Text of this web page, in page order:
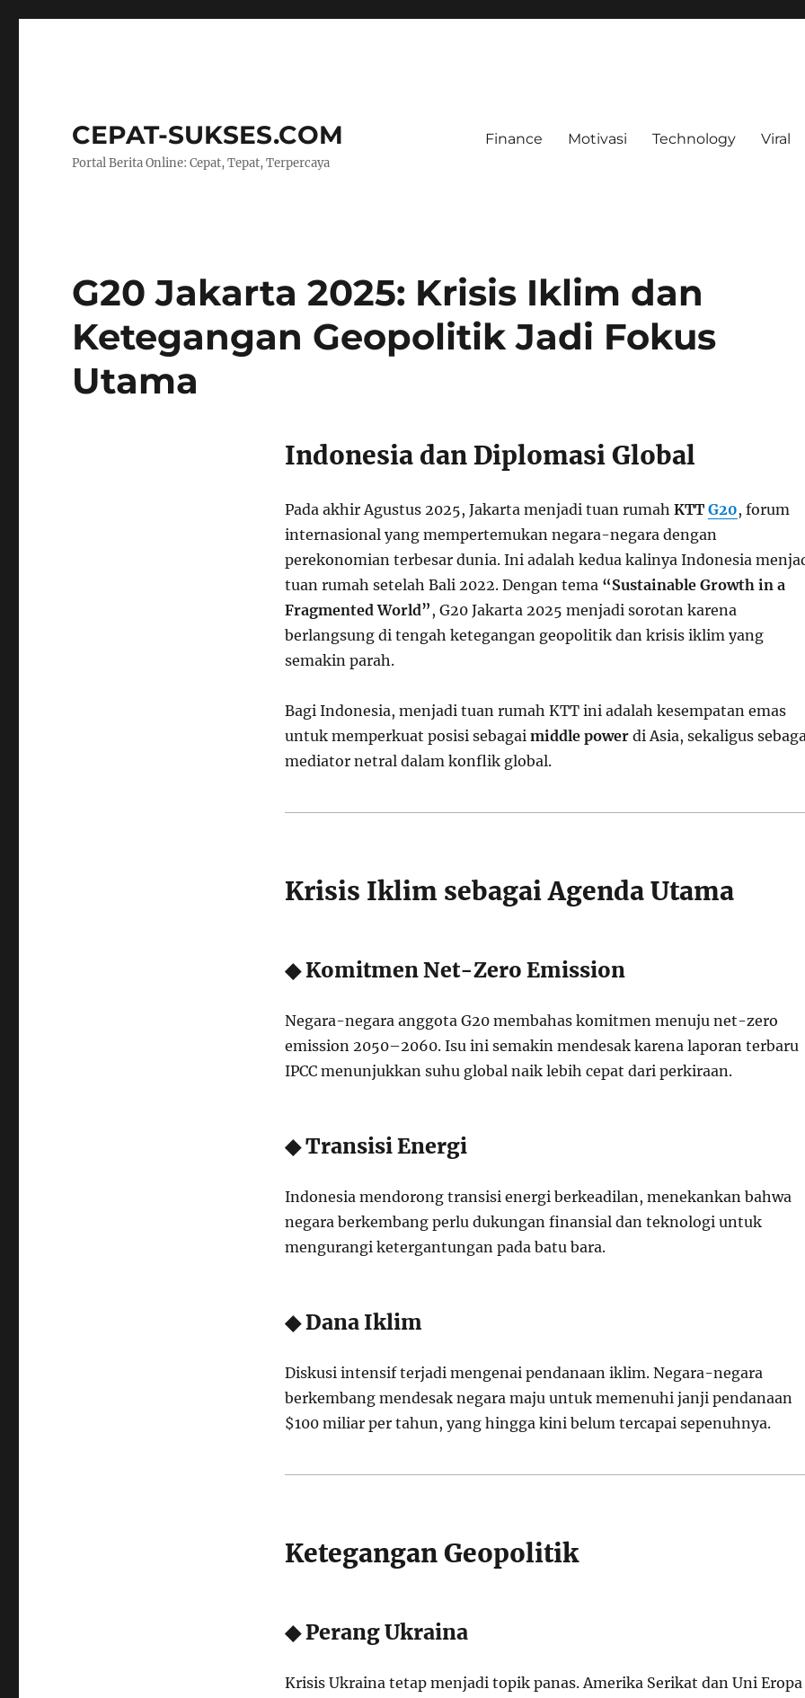
CEPAT-SUKSES.COM
Portal Berita Online: Cepat, Tepat, Terpercaya
Finance Motivasi Technology Viral
G20 Jakarta 2025: Krisis Iklim dan
Ketegangan Geopolitik Jadi Fokus
Utama
Indonesia dan Diplomasi Global
Pada akhir Agustus 2025, Jakarta menjadi tuan rumah KTT G20, forum
internasional yang mempertemukan negara-negara dengan
perekonomian terbesar dunia. Ini adalah kedua kalinya Indonesia
tuan rumah setelah Bali 2022. Dengan tema “Sustainable Growth in a
Fragmented World”, G20 Jakarta 2025 menjadi sorotan karena
berlangsung di tengah ketegangan geopolitik dan krisis iklim yang
semakin parah.
Bagi Indonesia, menjadi tuan rumah KTT ini adalah kesempatan emas
untuk memperkuat posisi sebagai middle powerdi Asia, sekaligus
mediator netral dalam konflik global.
Krisis Iklim sebagai Agenda Utama
◆ Komitmen Net-Zero Emission
Negara-negara anggota G20 membahas komitmen menuju net-zero
emission 2050–2060. Isu ini semakin mendesak karena laporan terbaru
IPCC menunjukkan suhu global naik lebih cepat dari perkiraan.
◆ Transisi Energi
Indonesia mendorong transisi energi berkeadilan, menekankan bahwa
negara berkembang perlu dukungan finansial dan teknologi untuk
mengurangi ketergantungan pada batu bara.
◆ Dana Iklim
Diskusi intensif terjadi mengenai pendanaan iklim. Negara-negara
berkembang mendesak negara maju untuk memenuhi janji pendanaan
$100 miliar per tahun, yang hingga kini belum tercapai sepenuhnya.
Ketegangan Geopolitik
◆ Perang Ukraina
Krisis Ukraina tetap menjadi topik panas. Amerika Serikat dan Uni Eropa